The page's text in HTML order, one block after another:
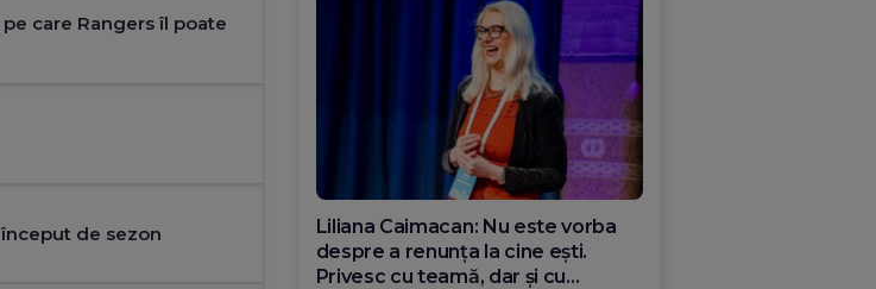
care Rangers îl poate
de sezon
Diana Olar, românca de la Google
care demonstrează că diaspora
poate schimba România